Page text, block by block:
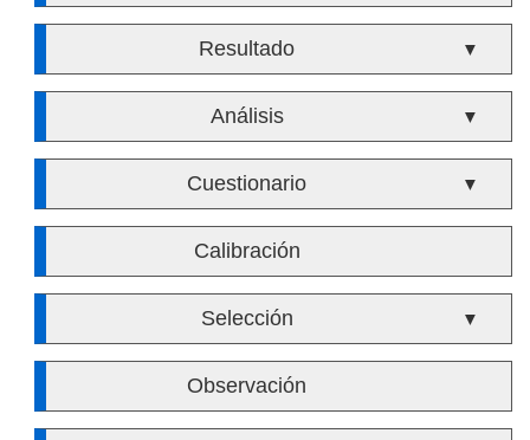
Resultado ▼
Análisis ▼
Cuestionario ▼
Calibración
Selección ▼
Observación